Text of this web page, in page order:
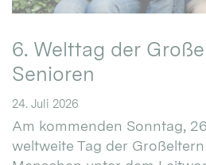
6. Welttag der
Senioren
24. Juli 2026
Am kommenden Sonntag,
weltweite Tag der